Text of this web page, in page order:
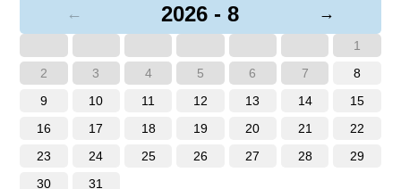
← 2026 - 8 →
1
2
3 4 5 6 7
8
9
10 11 12 13 14
15
16
17 18 19 20 21
22
23
24 25 26 27 28
29
30
31